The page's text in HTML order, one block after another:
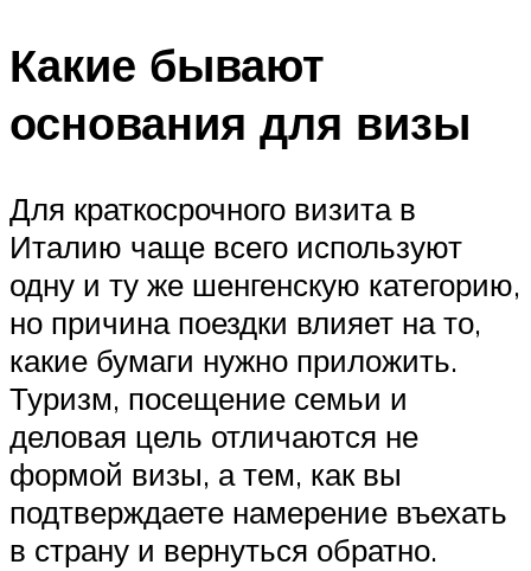
Какие бывают
основания для визы
Для краткосрочного визита в
Италию чаще всего используют
одну и ту же шенгенскую категорию,
но причина поездки влияет на то,
какие бумаги нужно приложить.
Туризм, посещение семьи и
деловая цель отличаются не
формой визы, а тем, как вы
подтверждаете намерение въехать
в страну и вернуться обратно.